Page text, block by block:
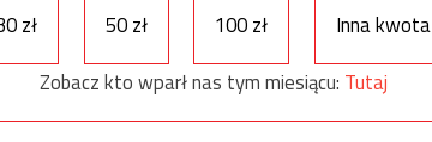
zł 50 zł 100 zł
Inna kwota
Zobacz kto wparł nas tym miesiącu: Tutaj